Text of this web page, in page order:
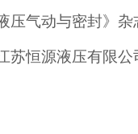
气动与密封》杂
恒源液压有限